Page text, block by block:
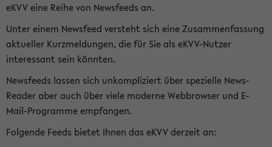
eKVV eine Reihe von Newsfeeds an.
Unter einem Newsfeed versteht sich eine Zusammenfassung
aktueller Kurzmeldungen, die für Sie als eKVV-Nutzer
interessant sein könnten.
Newsfeeds lassen sich unkompliziert über spezielle News-
Reader aber auch über viele moderne Webbrowser und E-
Mail-Programme empfangen.
Folgende Feeds bietet Ihnen das eKVV derzeit an: